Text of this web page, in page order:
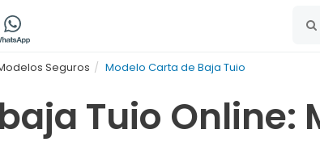
Seguros Modelo Carta de Baja Tuio
Tuio Online: